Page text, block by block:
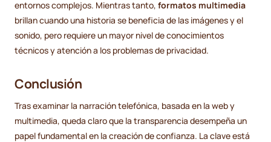
entornos complejos. Mientras tanto, formatos multimedia
brillan cuando una historia se beneficia de las imágenes y el
sonido, pero requiere un mayor nivel de conocimientos
técnicos y atención a los problemas de privacidad.
Conclusión
Tras examinar la narración telefónica, basada en la web y
multimedia, queda claro que la transparencia desempeña un
papel fundamental en la creación de confianza. La clave está